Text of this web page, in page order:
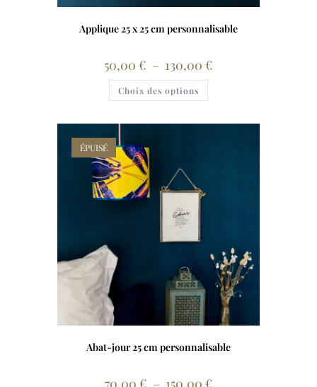
Applique 25 x 25 cm personnalisable
50,00 € – 130,00 €
Choix des options
ÉPUISÉ
Abat-jour 25 cm personnalisable
70,00 € – 150,00 €